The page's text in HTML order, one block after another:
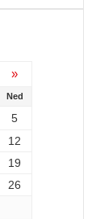
»
Ned
5
12
19
26